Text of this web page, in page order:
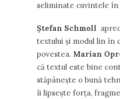
seliminate cuvintele în
Ștefan Schmoll
textului și modul lin în
povestea. Marian
că textul este bine
stăpânește o bună
îi lipsește forța,